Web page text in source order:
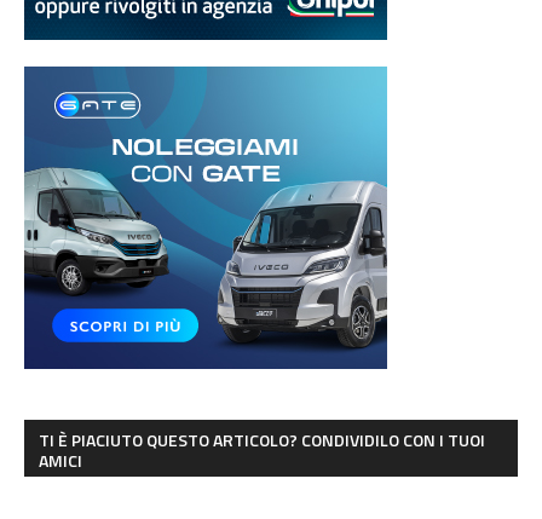
TI È PIACIUTO QUESTO ARTICOLO? CONDIVIDILO CON I TUOI
AMICI